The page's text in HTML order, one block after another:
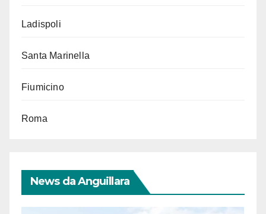
Ladispoli
Santa Marinella
Fiumicino
Roma
News da Anguillara